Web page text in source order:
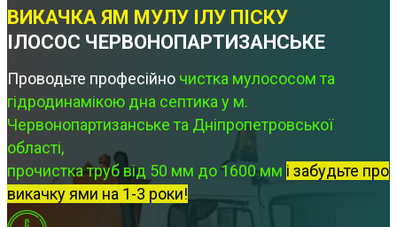
ВИКАЧКА ЯМ МУЛУ ІЛУ ПІСКУ
ІЛОСОС ЧЕРВОНОПАРТИЗАНСЬКЕ
Проводьте професійно чистка мулососом та
гідродинамікою дна септика у м.
Червонопартизанське та Дніпропетровської
області,
прочистка труб від 50 мм до 1600 мм і забудьте про
викачку ями на 1-3 роки!